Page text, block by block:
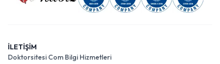
İLETİŞİM
Doktorsitesi Com Bilgi Hizmetleri